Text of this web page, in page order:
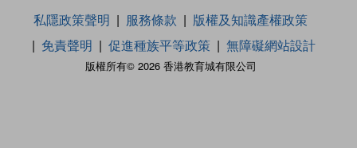
版權所有© 2026 香港教育城有限公司
私隱政策聲明 服務條款
版權及知識產權政策
免責聲明
促進種族平等政策 無障礙網站設計